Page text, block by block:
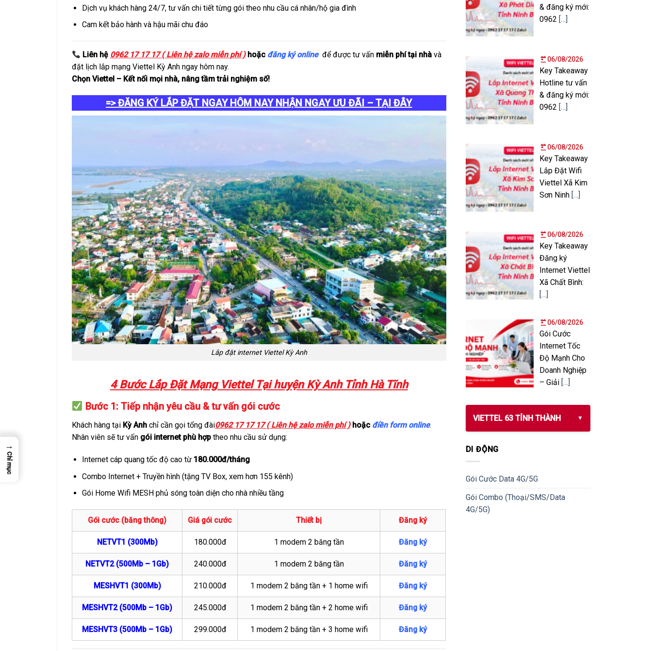
& đăng ký mới:
0962 […]
06/08/2026
Key Takeaway
Hotline tư vấn
& đăng ký mới:
0962 […]
06/08/2026
Key Takeaway
Lắp Đặt Wifi
Viettel Xã Kim
Sơn Ninh […]
06/08/2026
Key Takeaway
Đăng ký
Internet Viettel
Xã Chất Bình:
[…]
06/08/2026
Gói Cước
Internet Tốc
Độ Mạnh Cho
Doanh Nghiệp
– Giải […]
VIETTEL 63 TỈNH THÀNH
DI ĐỘNG
Gói Cước Data 4G/5G
Gói Combo (Thoại/SMS/Data
4G/5G)
Dịch vụ khách hàng 24/7, tư vấn chi tiết từng gói theo nhu cầu cá nhân/hộ gia đình
Cam kết bảo hành và hậu mãi chu đáo
Liên hệ 0962 17 17 17 ( Liên hệ zalo miễn phí )hoặc đăng ký online để được tư vấn miễn phí tại nhà và
đặt lịch lắp mạng Viettel Kỳ Anh ngay hôm nay.
Chọn Viettel – Kết nối mọi nhà, nâng tầm trải nghiệm số!
=> ĐĂNG KÝ LẮP ĐẶT NGAY HÔM NAY NHẬN NGAY ƯU ĐÃI – TẠI ĐÂY
Lắp đặt internet Viettel Kỳ Anh
4 Bước Lắp Đặt Mạng Viettel Tại huyện Kỳ Anh Tỉnh Hà Tĩnh
Bước 1: Tiếp nhận yêu cầu & tư vấn gói cước
Khách hàng tại Kỳ Anh chỉ cần gọi tổng đài0962 17 17 17 ( Liên hệ zalo miễn phí )hoặc điền form online.
Nhân viên sẽ tư vấn gói internet phù hợp theo nhu cầu sử dụng:
Internet cáp quang tốc độ cao từ 180.000đ/tháng
Combo Internet + Truyền hình (tặng TV Box, xem hơn 155 kênh)
Gói Home Wifi MESH phủ sóng toàn diện cho nhà nhiều tầng
Gói cước (băng thông) Giá gói cước Thiết bị Đăng ký
NETVT1 (300Mb) 180.000đ 1 modem 2 băng tần Đăng ký
NETVT2 (500Mb – 1Gb) 240.000đ 1 modem 2 băng tần Đăng ký
MESHVT1 (300Mb) 210.000đ 1 modem 2 băng tần + 1 home wifi Đăng ký
MESHVT2 (500Mb – 1Gb) 245.000đ 1 modem 2 băng tần + 2 home wifi Đăng ký
MESHVT3 (500Mb – 1Gb) 299.000đ 1 modem 2 băng tần + 3 home wifi Đăng ký
→
Chỉ mục